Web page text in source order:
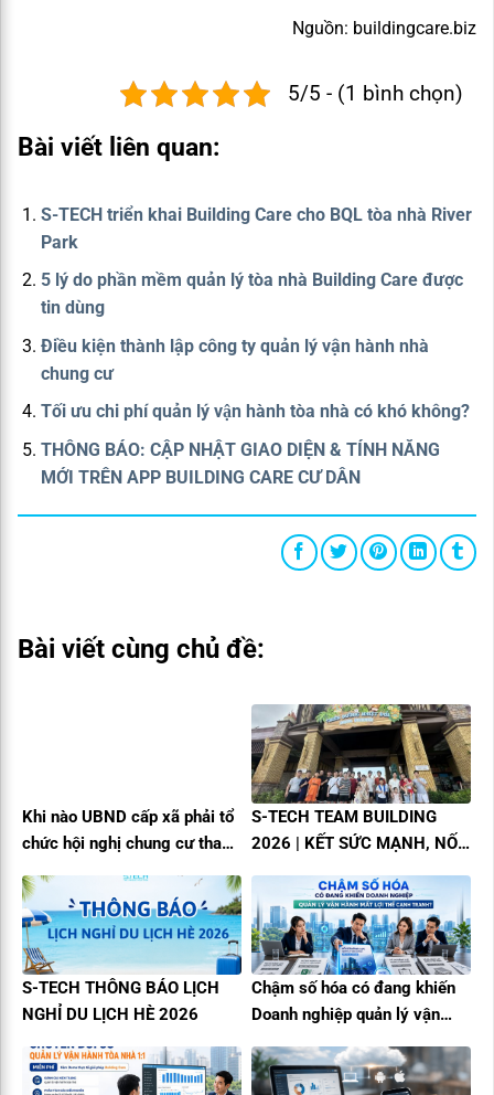
Nguồn: buildingcare.biz
5/5 - (1 bình chọn)
Bài viết liên quan:
S-TECH triển khai Building Care cho BQL tòa nhà River
Park
5 lý do phần mềm quản lý tòa nhà Building Care được
tin dùng
Điều kiện thành lập công ty quản lý vận hành nhà
chung cư
Tối ưu chi phí quản lý vận hành tòa nhà có khó không?
THÔNG BÁO: CẬP NHẬT GIAO DIỆN & TÍNH NĂNG
MỚI TRÊN APP BUILDING CARE CƯ DÂN
Bài viết cùng chủ đề:
Khi nào UBND cấp xã phải tổ
chức hội nghị chung cư thay
nhất 2026
S-TECH TEAM BUILDING
2026 | KẾT SỨC MẠNH, NỐI
S-TECH THÔNG BÁO LỊCH
NGHỈ DU LỊCH HÈ 2026
Chậm số hóa có đang khiến
Doanh nghiệp quản lý vận